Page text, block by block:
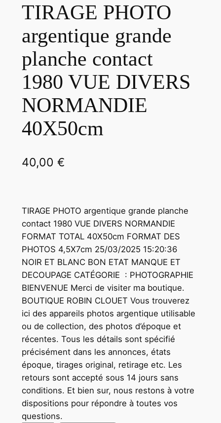
TIRAGE PHOTO
argentique grande
planche contact
1980 VUE DIVERS
NORMANDIE
40X50cm
40,00 €
TIRAGE PHOTO argentique grande planche
contact 1980 VUE DIVERS NORMANDIE
FORMAT TOTAL 40X50cm FORMAT DES
PHOTOS 4,5X7cm 25/03/2025 15:20:36
NOIR ET BLANC BON ETAT MANQUE ET
DECOUPAGE CATÉGORIE : PHOTOGRAPHIE
BIENVENUE Merci de visiter ma boutique.
BOUTIQUE ROBIN CLOUET Vous trouverez
ici des appareils photos argentique utilisable
ou de collection, des photos d’époque et
récentes. Tous les détails sont spécifié
précisément dans les annonces, états
époque, tirages original, retirage etc. Les
retours sont accepté sous 14 jours sans
conditions. Et bien sur, nous restons à votre
dispositions pour répondre à toutes vos
questions.